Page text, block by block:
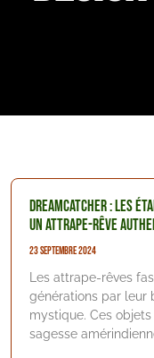
DREAMCATCHER :
un attrape-rêve
23 septembre 2024
Les attrape-rêves
générations par leur
mystique. Ces
sagesse